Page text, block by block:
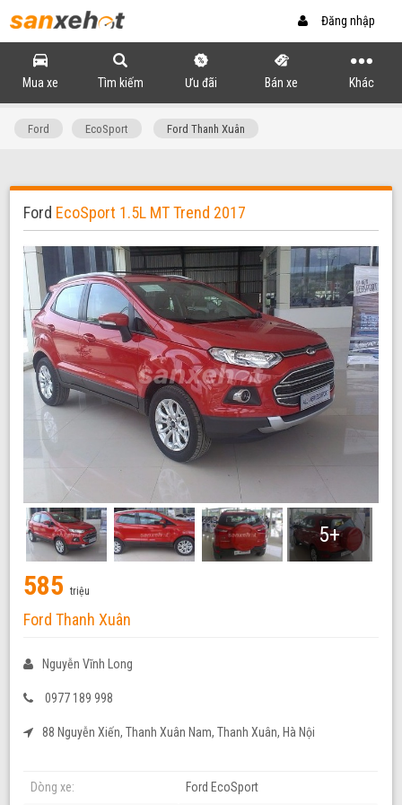
Đăng nhập
Mua xe Tìm kiếm Ưu đãi Bán xe Khác
Ford EcoSport Ford Thanh Xuân
Ford EcoSport 1.5L MT Trend 2017
5+
585triệu
Ford Thanh Xuân
Nguyễn Vĩnh Long
0977 189 998
88 Nguyễn Xiến, Thanh Xuân Nam, Thanh Xuân, Hà Nội
Dòng xe: Ford EcoSport